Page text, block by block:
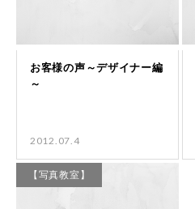
2012.07.4
【写真教室】